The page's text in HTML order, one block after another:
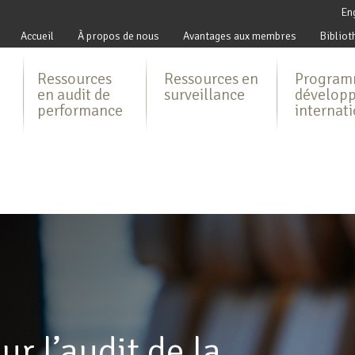
Accueil
À propos de nous Avantages aux membres
Ressources
en audit de
performance
Ressources en
surveillance